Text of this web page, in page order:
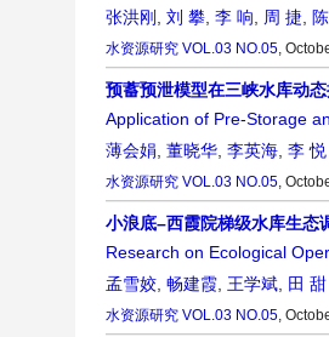
张洪刚 , 刘 攀, 李 响, 周 捷,
水资源研究 VOL.03 NO.05,
预蓄预泄模型在三峡水库动
Application of Pre-Storage
薄会娟, 董晓华, 李英海, 李 悦
水资源研究 VOL.03 NO.05,
小浪底–西霞院梯级水库生态
Research on Ecological
孟雪姣, 畅建霞, 王学斌, 田 甜
水资源研究 VOL.03 NO.05,